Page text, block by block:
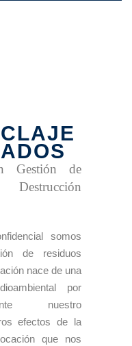
Gestión de
Destrucción
somos
de residuos
nace de una
por
nuestro
efectos de la
que nos